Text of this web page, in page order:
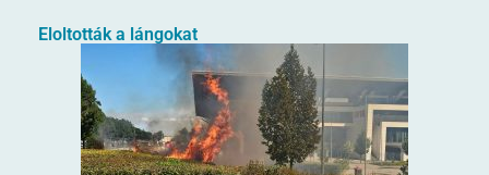
Eloltották a lángokat